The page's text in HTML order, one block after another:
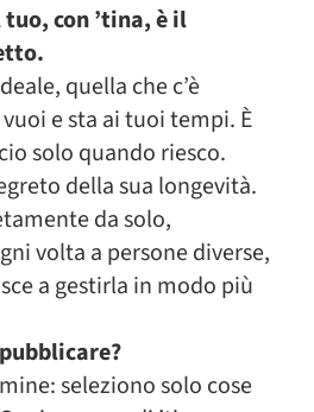
con ’tina, è il
quella che c’è
e sta ai tuoi tempi. È
solo quando riesco.
della sua longevità.
da solo,
volta a persone diverse,
a gestirla in modo più
seleziono solo cose